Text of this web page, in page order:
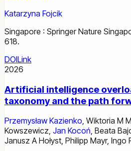
Katarzyna Fojcik
Singapore : Springer Nature
618.
DOILink
2026
Artificial intelligence
taxonomy and the path
Przemysław Kazienko, Wiktoria M
Kowszewicz, Jan Kocoń, Beata
Janusz A Hołyst, Philipp Mayr, Ingo